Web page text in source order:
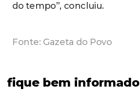
do tempo”, concluiu.
Fonte: Gazeta do Povo
fique bem informado